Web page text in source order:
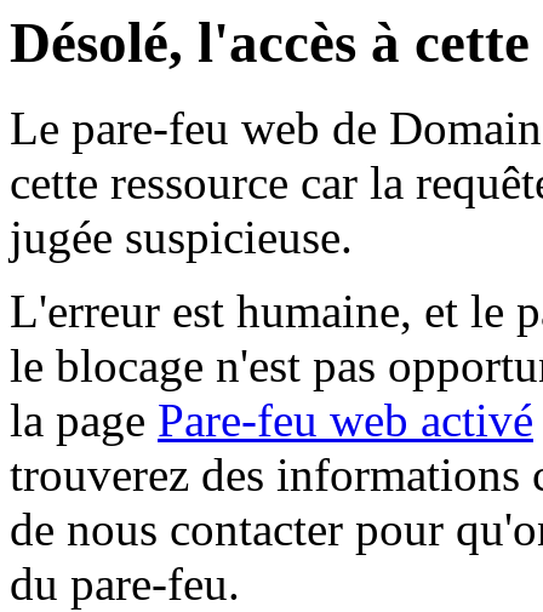
Désolé, l'accès à
Le pare-feu web de
cette ressource car la
jugée suspicieuse.
L'erreur est humaine, et le
le blocage n'est pas
la page Pare-feu web activé
trouverez des informations
de nous contacter pour
du pare-feu.